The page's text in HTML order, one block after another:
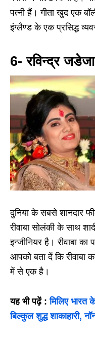
पत्नी हैं। गीता खुद एक
इंग्लैण्ड के एक प्रसिद्ध
6- रविन्द्र जडेजा
दुनिया के सबसे शानदार
रीवाबा सोलंकी के साथ
इन्जीनियर है। रीवाबा
आपको बता दें कि रीवाबा
में से एक है।
यह भी पढ़ें :मिलिए भारत
बिल्कुल शुद्ध शाकाहारी,